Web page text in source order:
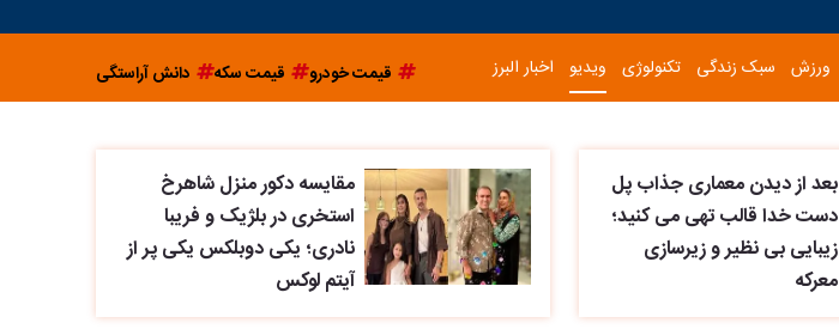
ورزش سبک زندگی تکنولوژی ویدیو اخبار البرز قیمت خودرو قیمت سکه دانش آراستگی
بعد از دیدن معماری جذاب پل
دست خدا قالب تهی می کنید؛
زیبایی بی نظیر و زیرسازی
معرکه
مقایسه دکور منزل شاهرخ
استخری در بلژیک و فریبا
نادری؛ یکی دوبلکس یکی پر از
آیتم لوکس